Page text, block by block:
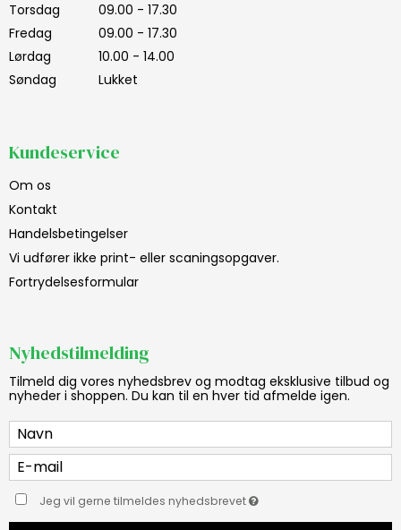
Torsdag
09.00 - 17.30
Fredag
09.00 - 17.30
Lørdag
10.00 - 14.00
Søndag
Lukket
Kundeservice
Om os
Kontakt
Handelsbetingelser
Vi udfører ikke print- eller scaningsopgaver.
Fortrydelsesformular
Nyhedstilmelding
Tilmeld dig vores nyhedsbrev og modtag eksklusive tilbud og
nyheder i shoppen. Du kan til en hver tid afmelde igen.
Jeg vil gerne tilmeldes nyhedsbrevet